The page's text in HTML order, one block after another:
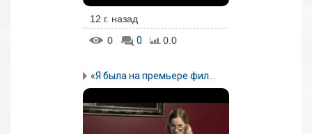
12 г. назад
0
0 0.0
«Я была на премьере фил...